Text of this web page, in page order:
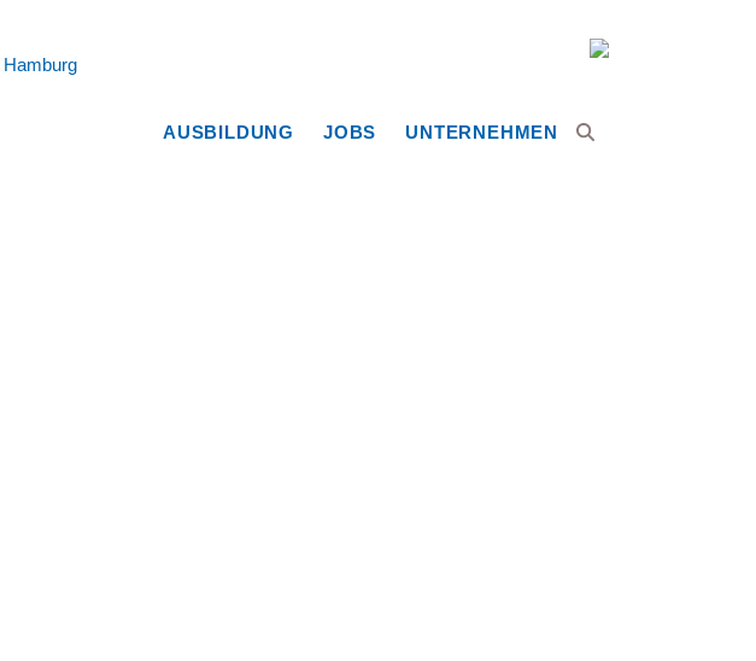
UNTERNEHMEN
JOBS
AUSBILDUNG